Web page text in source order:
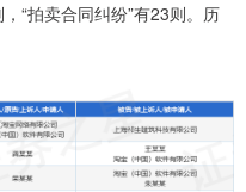
“拍卖合同纠纷”有23则。历